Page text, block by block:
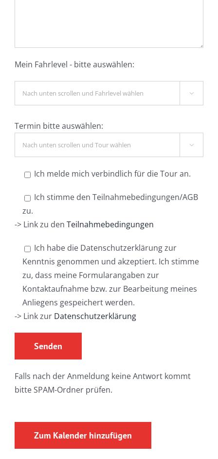
Mein Fahrlevel - bitte auswählen:

Termin bitte auswählen:

Ich melde mich verbindlich für die Tour an.
Ich stimme den Teilnahmebedingungen/AGB
zu.
-> Link zu den Teilnahmebedingungen
Ich habe die Datenschutzerklärung zur
Kenntnis genommen und akzeptiert. Ich stimme
zu, dass meine Formularangaben zur
Kontaktaufnahme bzw. zur Bearbeitung meines
Anliegens gespeichert werden.
-> Link zur Datenschutzerklärung
Falls nach der Anmeldung keine Antwort kommt
bitte SPAM-Ordner prüfen.
Zum Kalender hinzufügen